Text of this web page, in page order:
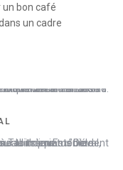
bon café
un cadre